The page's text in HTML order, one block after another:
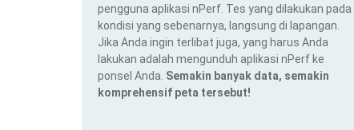
pengguna aplikasi nPerf. Tes yang dilakukan pada
kondisi yang sebenarnya, langsung di lapangan.
Jika Anda ingin terlibat juga, yang harus Anda
lakukan adalah mengunduh aplikasi nPerf ke
ponsel Anda. Semakin banyak data, semakin
komprehensif peta tersebut!